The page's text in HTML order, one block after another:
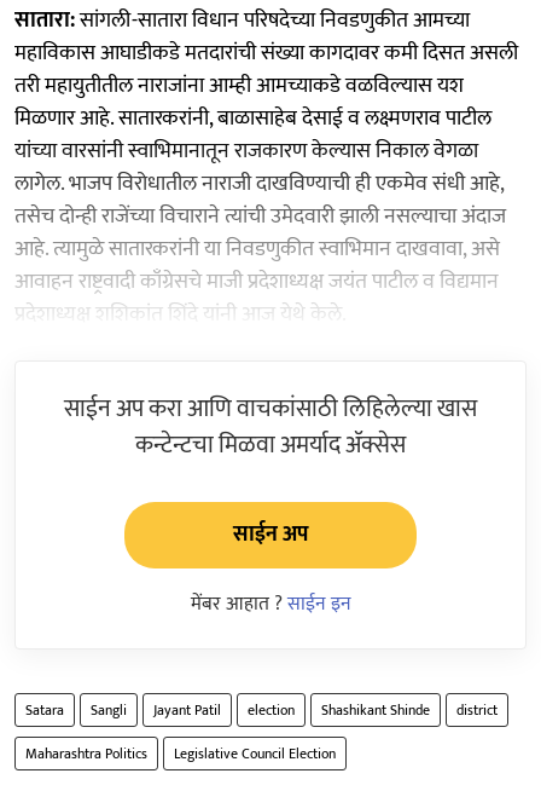
सातारा:सांगली-सातारा विधान परिषदेच्या निवडणुकीत आमच्या
महाविकास आघाडीकडे मतदारांची संख्या कागदावर कमी दिसत असली
तरी महायुतीतील नाराजांना आम्ही आमच्याकडे वळविल्‍यास यश
मिळणार आहे. सातारकरांनी, बाळासाहेब देसाई व लक्ष्मणराव पाटील
यांच्या वारसांनी स्वाभिमानातून राजकारण केल्यास निकाल वेगळा
लागेल. भाजप विरोधातील नाराजी दाखविण्याची ही एकमेव संधी आहे,
तसेच दोन्ही राजेंच्या विचाराने त्यांची उमेदवारी झाली नसल्याचा अंदाज
आहे. त्यामुळे सातारकरांनी या निवडणुकीत स्वाभिमान दाखवावा, असे
आवाहन राष्ट्रवादी काँग्रेसचे माजी प्रदेशाध्यक्ष जयंत पाटील व विद्यमान
प्रदेशाध्यक्ष शशिकांत शिंदे यांनी आज येथे केले.
साईन अप करा आणि वाचकांसाठी लिहिलेल्या खास
कन्टेन्टचा मिळवा अमर्याद ॲक्सेस
साईन अप
मेंबर आहात ?साईन इन
Satara Sangli Jayant Patil election Shashikant Shinde
district
Maharashtra Politics
Legislative Council Election